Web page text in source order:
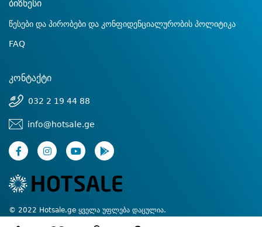
ბიზნესი
წესები და პირობები და კონფიდენციალურობის პოლიტიკა
FAQ
კონტაქტი
032 2 19 44 88
info@hotsale.ge
© 2022 Hotsale.ge ყველა უფლება დაცულია.